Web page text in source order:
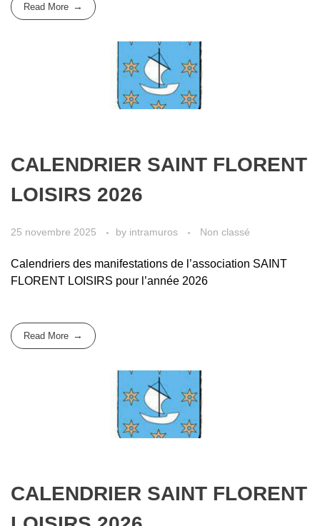
Read More
CALENDRIER SAINT FLORENT
LOISIRS 2026
25 novembre 2025 by intramuros Non classé
Calendriers des manifestations de l’association SAINT
FLORENT LOISIRS pour l’année 2026
Read More
CALENDRIER SAINT FLORENT